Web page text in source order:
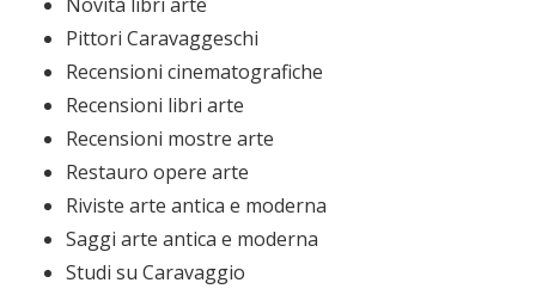
Pittori Caravaggeschi
Recensioni cinematografiche
Recensioni libri arte
Recensioni mostre arte
Restauro opere arte
Riviste arte antica e moderna
Saggi arte antica e moderna
Studi su Caravaggio